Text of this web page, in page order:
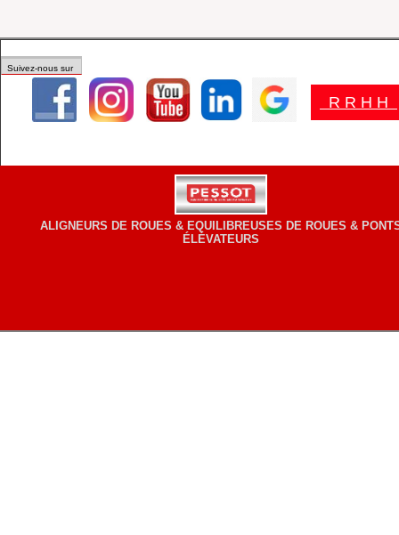
Suivez-nous sur
R R H H
ALIGNEURS DE ROUES & EQUILIBREUSES DE ROUES &
ÉLÉVATEURS